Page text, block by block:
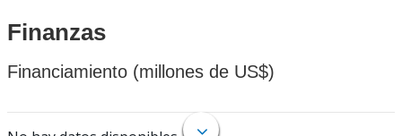
Finanzas
Financiamiento (millones de US$)